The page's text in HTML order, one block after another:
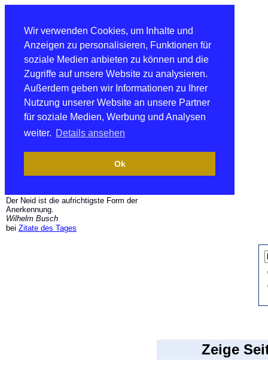
Wir verwenden Cookies, um Inhalte und
Anzeigen zu personalisieren, Funktionen für
soziale Medien anbieten zu können und die
Zugriffe auf unsere Website zu analysieren.
Außerdem geben wir Informationen zu Ihrer
Nutzung unserer Website an unsere Partner
für soziale Medien, Werbung und Analysen
weiter. Details ansehen
Ok
Der Neid ist die aufrichtigste Form der
Anerkennung.
Wilhelm Busch
bei Zitate des Tages
Zeige